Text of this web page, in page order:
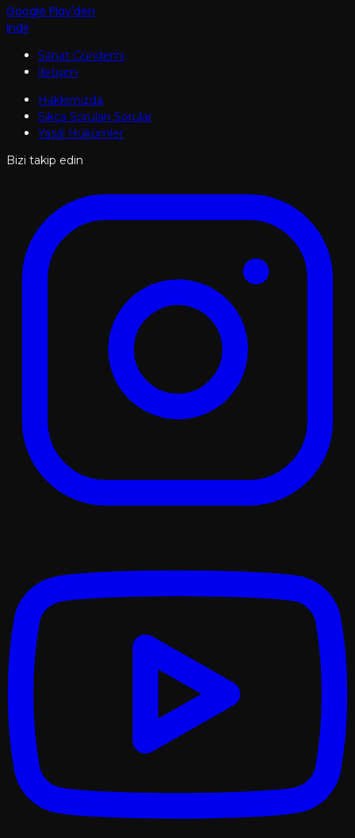
Google Play'den
İndir
Sanat Gündemi
İletişim
Hakkımızda
Sıkça Sorulan Sorular
Yasal Hükümler
Bizi takip edin